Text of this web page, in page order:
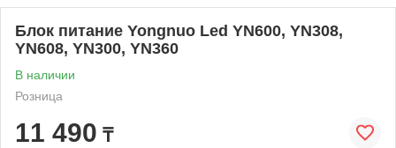
Блок питание Yongnuo Led YN600, YN308,
YN608, YN300, YN360
В наличии
Розница
11 490 ₸